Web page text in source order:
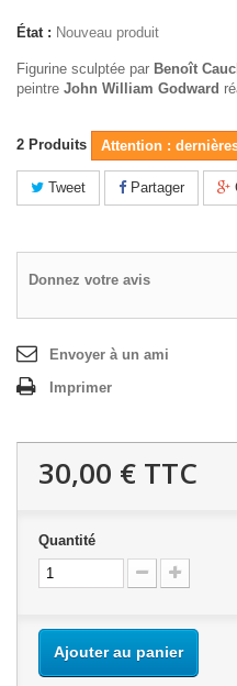
État : Nouveau produit
Figurine sculptée par Benoît
peintre John William Godward
2 Produits Attention :
Tweet Partager
Donnez votre avis
Envoyer à un ami
Imprimer
30,00 € TTC
Quantité
Ajouter au panier